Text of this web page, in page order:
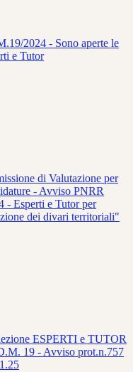
2024 - Sono aperte le
e Tutor
di Valutazione per
- Avviso PNRR
- Esperti e Tutor per
dei divari territoriali"
ESPERTI e TUTOR
19 - Avviso prot.n.757